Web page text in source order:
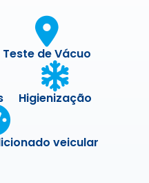
Teste de Vácuo
Higienização
veicular